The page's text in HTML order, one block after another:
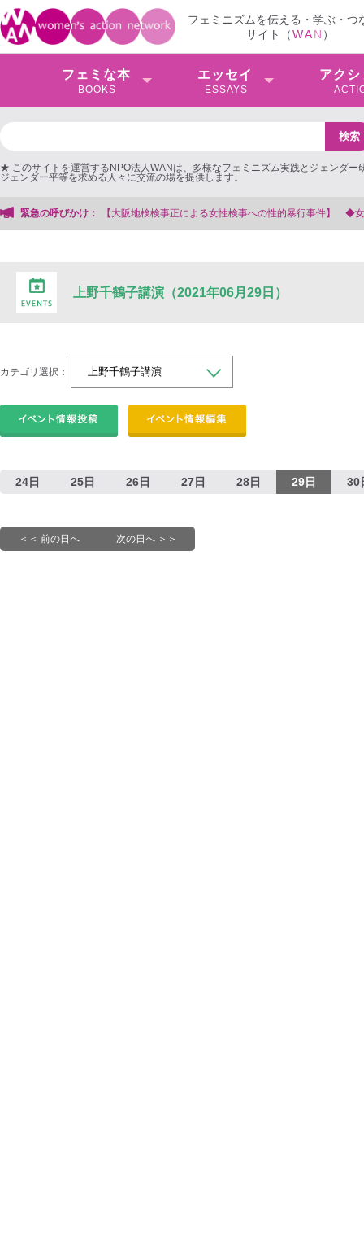
フェミニズムを伝える・学ぶ・つ
サイト（WAN ）
フェミな本
BOOKS
エッセイ
ESSAYS
アクシ
★ このサイトを運営するNPO法人WANは、多様なフェミニズム実践とジェンダー
ジェンダー平等を求める人々に交流の場を提供します。
緊急の呼びかけ：
地検検事正による女性検事への性的暴行事件】 ◆女性検事を支援する会事務局
上野千鶴子講演（2021年06月29日）
カテゴリ選択：
24日 25日 26日 27日 28日 29日 30
＜＜ 前の日へ 次の日へ ＞＞